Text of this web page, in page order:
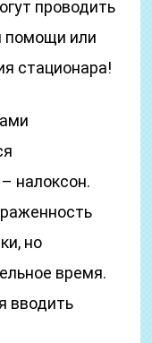
проводить
помощи или
стационара!
налоксон.
но
время.
вводить